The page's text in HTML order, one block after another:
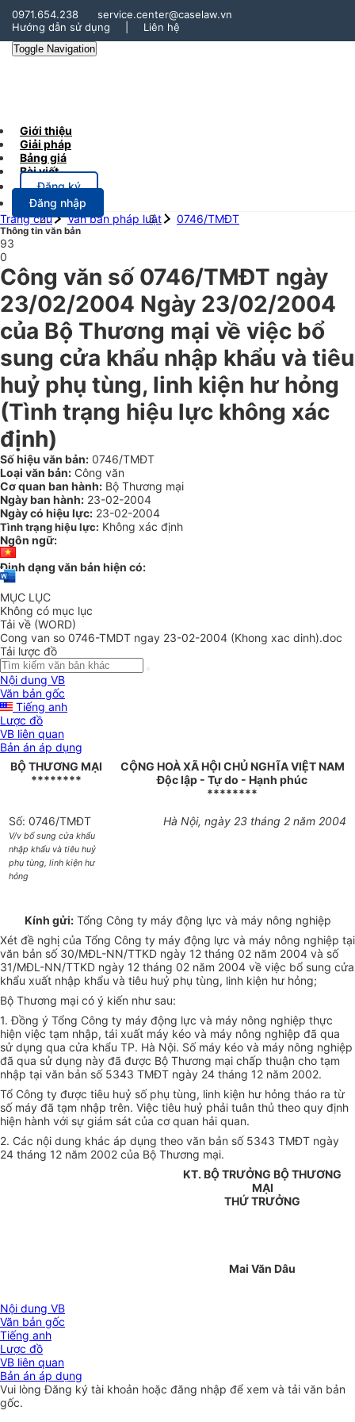
0971.654.238
service.center@caselaw.vn
Hướng dẫn sử dụng
Liên hệ
Toggle Navigation
Giới thiệu
Giải pháp
Bảng giá
Bài viết
Đăng ký
Đăng nhập
Trang chủ
Văn bản pháp luật 0746/TMĐT
Thông tin văn bản
93
0
Công văn số 0746/TMĐT ngày
23/02/2004 Ngày 23/02/2004
của Bộ Thương mại về việc bổ
sung cửa khẩu nhập khẩu và tiêu
huỷ phụ tùng, linh kiện hư hỏng
(Tình trạng hiệu lực không xác
định)
Số hiệu văn bản: 0746/TMĐT
Loại văn bản: Công văn
Cơ quan ban hành: Bộ Thương mại
Ngày ban hành: 23-02-2004
Ngày có hiệu lực: 23-02-2004
Tình trạng hiệu lực: Không xác định
Ngôn ngữ:
Định dạng văn bản hiện có:
MỤC LỤC
Không có mục lục
Tải về (WORD)
Cong van so 0746-TMDT ngay 23-02-2004 (Khong xac dinh).doc
Tải lược đồ
Nội dung VB
Văn bản gốc
Tiếng anh
Lược đồ
VB liên quan
Bản án áp dụng
BỘ THƯƠNG MẠI
********
CỘNG HOÀ XÃ HỘI CHỦ NGHĨA VIỆT NAM
Độc lập - Tự do - Hạnh phúc
********
Số: 0746/TMĐT
V/v bổ sung cửa khẩu
nhập khẩu và tiêu huỷ
phụ tùng, linh kiện hư
hỏng
Hà Nội, ngày 23 tháng 2 năm 2004
Kính gửi:Tổng Công ty máy động lực và máy nông nghiệp
Xét đề nghị của Tổng Công ty máy động lực và máy nông nghiệp tại
văn bản số 30/MĐL-NN/TTKD ngày 12 tháng 02 năm 2004 và số
31/MĐL-NN/TTKD ngày 12 tháng 02 năm 2004 về việc bổ sung cửa
khẩu xuất nhập khẩu và tiêu huỷ phụ tùng, linh kiện hư hỏng;
Bộ Thương mại có ý kiến như sau:
1. Đồng ý Tổng Công ty máy động lực và máy nông nghiệp thực
hiện việc tạm nhập, tái xuất máy kéo và máy nông nghiệp đã qua
sử dụng qua cửa khẩu TP. Hà Nội. Số máy kéo và máy nông nghiệp
đã qua sử dụng này đã được Bộ Thương mại chấp thuận cho tạm
nhập tại văn bản số 5343 TMĐT ngày 24 tháng 12 năm 2002.
Tổ Công ty được tiêu huỷ số phụ tùng, linh kiện hư hỏng tháo ra từ
số máy đã tạm nhập trên. Việc tiêu huỷ phải tuân thủ theo quy định
hiện hành với sự giám sát của cơ quan hải quan.
2. Các nội dung khác áp dụng theo văn bản số 5343 TMĐT ngày
24 tháng 12 năm 2002 của Bộ Thương mại.
KT. BỘ TRƯỞNG BỘ THƯƠNG
MẠI
THỨ TRƯỞNG
Mai Văn Dâu
Nội dung VB
Văn bản gốc
Tiếng anh
Lược đồ
VB liên quan
Bản án áp dụng
Vui lòngĐăng ký tài khoản hoặc đăng nhập để xem và tải văn bản
gốc.